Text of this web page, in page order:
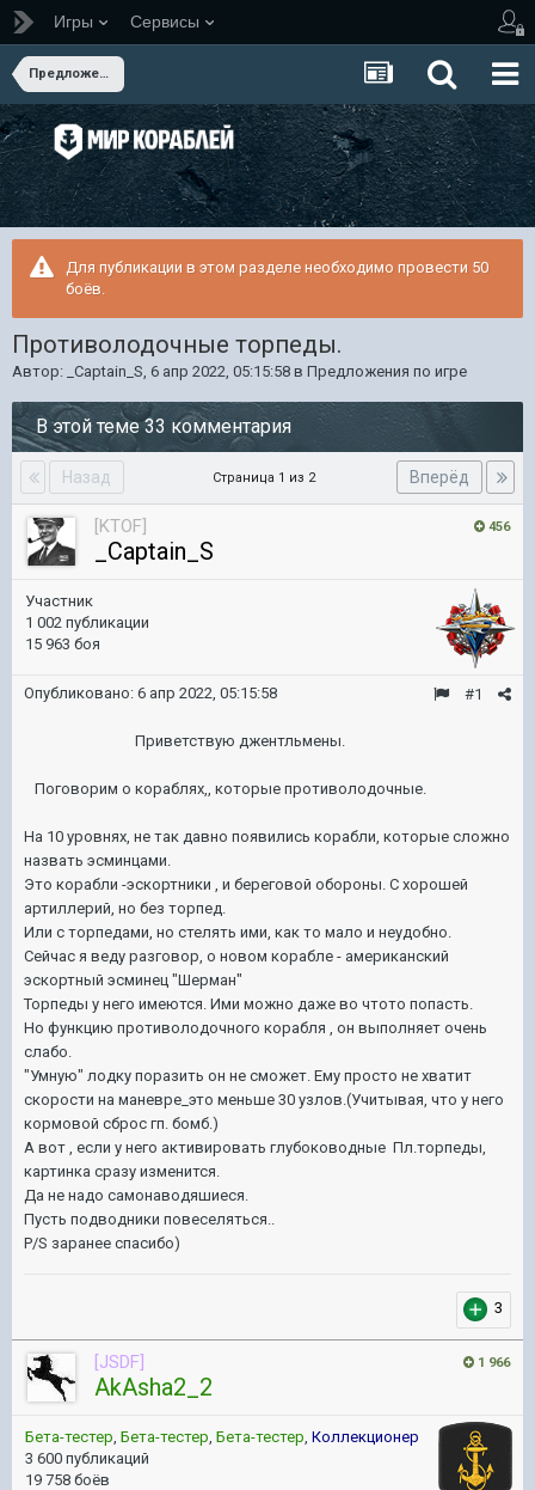
Игры Сервисы
Предложения по игре
Для публикации в этом разделе необходимо провести 50
боёв.
Противолодочные торпеды.
Автор: _Captain_S, 6 апр 2022, 05:15:58 в Предложения по игре
В этой теме 33 комментария
Назад Вперёд
Страница 1 из 2
456
[KTOF]
_Captain_S
Участник
1 002 публикации
15 963 боя
#1
Опубликовано: 6 апр 2022, 05:15:58
Приветствую джентльмены.
Поговорим о кораблях,, которые противолодочные.
На 10 уровнях, не так давно появились корабли, которые сложно
назвать эсминцами.
Это корабли -эскортники , и береговой обороны. С хорошей
артиллерий, но без торпед.
Или с торпедами, но стелять ими, как то мало и неудобно.
Сейчас я веду разговор, о новом корабле - американский
эскортный эсминец "Шерман"
Торпеды у него имеются. Ими можно даже во чтото попасть.
Но функцию противолодочного корабля , он выполняет очень
слабо.
"Умную" лодку поразить он не сможет. Ему просто не хватит
скорости на маневре_это меньше 30 узлов.(Учитывая, что у него
кормовой сброс гп. бомб.)
А вот , если у него активировать глубоководные Пл.торпеды,
картинка сразу изменится.
Да не надо самонаводяшиеся.
Пусть подводники повеселяться..
P/S заранее спасибо)
3
1 966
[JSDF]
AkAsha2_2
Бета-тестер, Бета-тестер, Бета-тестер, Коллекционер
3 600 публикаций
19 758 боёв